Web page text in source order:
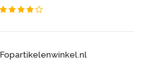
Fopartikelenwinkel.nl